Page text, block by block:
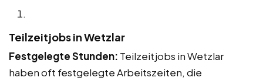
Teilzeitjobs in Wetzlar
Festgelegte Stunden: Teilzeitjobs in Wetzlar
haben oft festgelegte Arbeitszeiten, die